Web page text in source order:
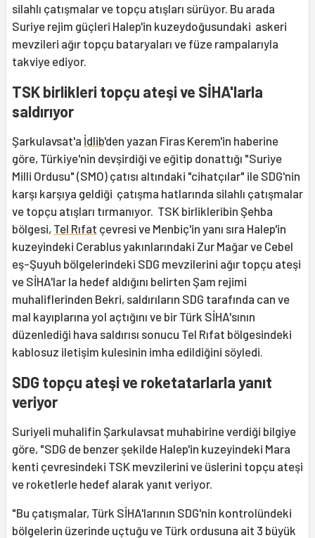
silahlı çatışmalar ve topçu atışları sürüyor. Bu arada
Suriye rejim güçleri Halep'in kuzeydoğusundaki askeri
mevzileri ağır topçu bataryaları ve füze rampalarıyla
takviye ediyor.
TSK birlikleri topçu ateşi ve SİHA'larla
saldırıyor
Şarkulavsat'a İdlib'den yazan Firas Kerem'in haberine
göre, Türkiye'nin devşirdiği ve eğitip donattığı "Suriye
Milli Ordusu" (SMO) çatısı altındaki "cihatçılar" ile SDG'nin
karşı karşıya geldiği çatışma hatlarında silahlı çatışmalar
ve topçu atışları tırmanıyor. TSK birlikleribin Şehba
bölgesi, Tel Rıfat çevresi ve Menbiç'in yanı sıra Halep'in
kuzeyindeki Cerablus yakınlarındaki Zur Mağar ve Cebel
eş-Şuyuh bölgelerindeki SDG mevzilerini ağır topçu ateşi
ve SİHA'lar la hedef aldığını belirten Şam rejimi
muhaliflerinden Bekri, saldırıların SDG tarafında can ve
mal kayıplarına yol açtığını ve bir Türk SİHA'sının
düzenlediği hava saldırısı sonucu Tel Rıfat bölgesindeki
kablosuz iletişim kulesinin imha edildiğini söyledi.
SDG topçu ateşi ve roketatarlarla yanıt
veriyor
Suriyeli muhalifin Şarkulavsat muhabirine verdiği bilgiye
göre, "SDG de benzer şekilde Halep'in kuzeyindeki Mara
kenti çevresindeki TSK mevzilerini ve üslerini topçu ateşi
ve roketlerle hedef alarak yanıt veriyor.
"Bu çatışmalar, Türk SİHA'larının SDG'nin kontrolündeki
bölgelerin üzerinde uçtuğu ve Türk ordusuna ait 3 büyük